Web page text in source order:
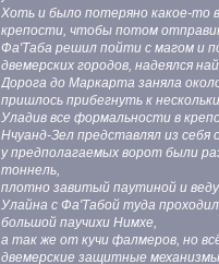
Хоть и было потеряно какое-то
крепости, чтобы потом
Фа'Таба решил пойти с магом и
двемерских городов, надеялся
Дорога до Маркарта заняла
пришлось прибегнуть к
Уладив все формальности в
Нчуанд-Зел представлял из
у предполагаемых ворот были
тоннель,
плотно завитый паутиной и
Улайна с Фа'Табой туда
большой паучихи Нимхе,
а так же от кучи фалмеров, но
двемерские защитные